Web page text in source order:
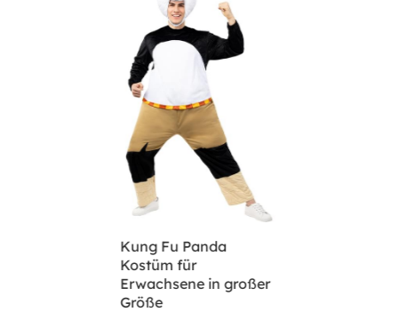
Kung Fu Panda
Kostüm für
Erwachsene in großer
Größe